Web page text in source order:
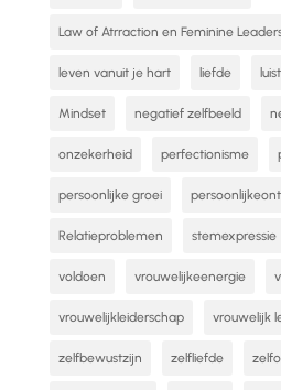
Law of Atrraction en Feminine
leven vanuit je hart liefde
Mindset negatief zelfbeeld
onzekerheid perfectionisme
persoonlijke groei
Relatieproblemen stemexpressie
voldoen vrouwelijkeenergie
vrouwelijkleiderschap vrouwelijk
zelfbewustzijn zelfliefde